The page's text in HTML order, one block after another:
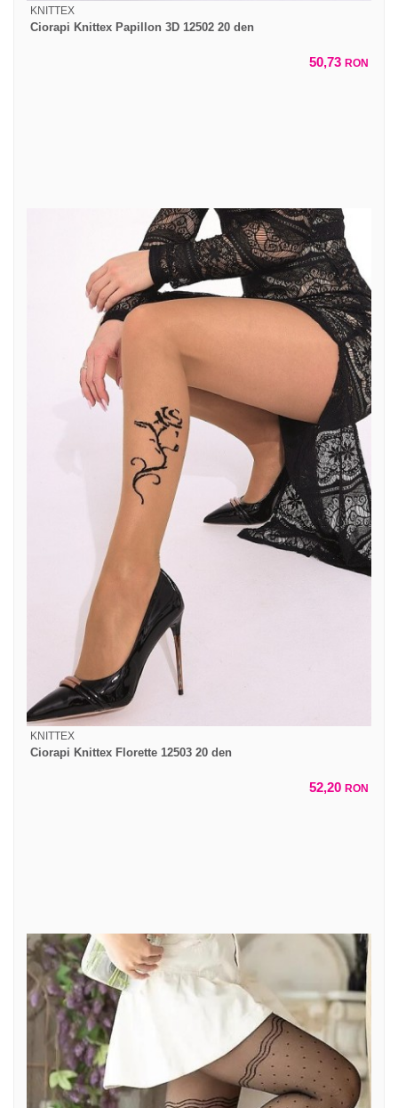
KNITTEX
Ciorapi Knittex Papillon 3D 12502 20 den
50,73 RON
KNITTEX
Ciorapi Knittex Florette 12503 20 den
52,20 RON